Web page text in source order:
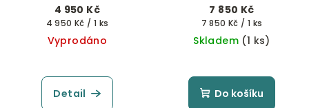
4 950 Kč
Měrná
cena:
4 950 Kč / 1 ks
Vyprodáno
Detail
7 850 Kč
Měrná
cena:
7 850 Kč / 1 ks
Skladem (1 ks)
Do košíku